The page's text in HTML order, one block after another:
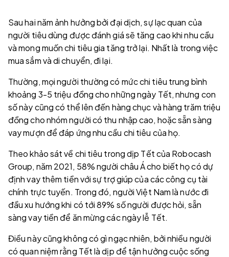
Sau hai năm ảnh hưởng bởi đại dịch, sự lạc quan của
người tiêu dùng được đánh giá sẽ tăng cao khi nhu cầu
và mong muốn chi tiêu gia tăng trở lại. Nhất là trong việc
mua sắm và di chuyển, đi lại.
Thường, mọi người thường có mức chi tiêu trung bình
khoảng 3-5 triệu đồng cho những ngày Tết, nhưng con
số này cũng có thể lên đến hàng chục và hàng trăm triệu
đồng cho nhóm người có thu nhập cao, hoặc sẵn sàng
vay mượn để đáp ứng nhu cầu chi tiêu của họ.
Theo khảo sát về chi tiêu trong dịp Tết của Robocash
Group, năm 2021, 58% người châu Á cho biết họ có dự
định vay thêm tiền với sự trợ giúp của các công cụ tài
chính trực tuyến. Trong đó, người Việt Nam là nước đi
đầu xu hướng khi có tới 89% số người được hỏi, sẵn
sàng vay tiền để ăn mừng các ngày lễ Tết.
Điều này cũng không có gì ngạc nhiên, bởi nhiều người
có quan niệm rằng Tết là dịp để tận hưởng cuộc sống